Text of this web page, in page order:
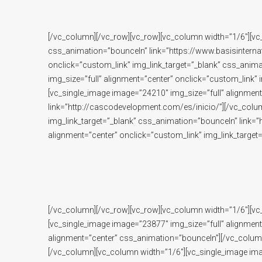
[/vc_column][/vc_row][vc_row][vc_column width=”1/
css_animation=”bounceIn” link=”https://
onclick=”custom_link” img_link_target=”_blank”
img_size=”full” alignment=”center”
[vc_single_image image=”24210″ img_size=”full”
link=”http://cascodevelopment.com/es/inicio/”][/
img_link_target=”_blank” css_animation=”bounceIn”
alignment=”center” onclick=”custom_link”
[/vc_column][/vc_row][vc_row][vc_column width=”1/
[vc_single_image image=”23877″ img_size=”full”
alignment=”center” css_animation=”bounceIn”][/
[/vc_column][vc_column width=”1/6″][vc_single_image